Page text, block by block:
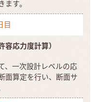
す。
目
応力度計算）
、一次設計レベルの応
面算定を行い、断面サ